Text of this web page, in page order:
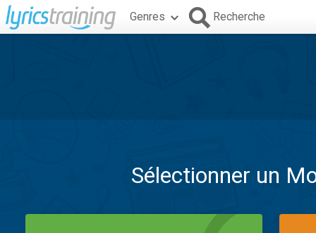
Genres Recherche
Sélectionner un